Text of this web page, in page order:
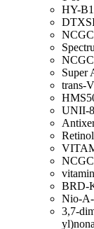
HY-
Super
trans-
UNII-
BRD-
Nio-
3,7-